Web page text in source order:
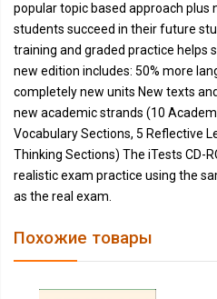
popular topic based approach plus
students succeed in their future
training and graded practice helps
new edition includes: 50% more
completely new units New texts
new academic strands (10
Vocabulary Sections, 5 Reflective
Thinking Sections) The iTests CD-
realistic exam practice using the
as the real exam.
Похожие товары